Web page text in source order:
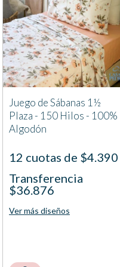
Juego de Sábanas 1½
Plaza - 150 Hilos - 100%
Algodón
12 cuotas de $4.390
Transferencia
$36.876
Ver más diseños